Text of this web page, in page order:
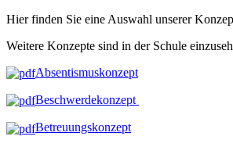
Hier finden Sie eine Auswahl unserer
Weitere Konzepte sind in der Schule
Absentismuskonzept
Beschwerdekonzept
Betreuungskonzept